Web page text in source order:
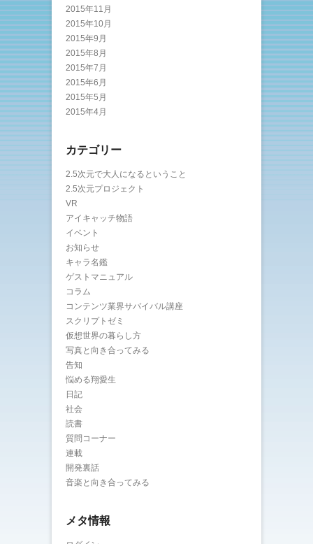
2015年11月
2015年10月
2015年9月
2015年8月
2015年7月
2015年6月
2015年5月
2015年4月
カテゴリー
2.5次元で大人になるということ
2.5次元プロジェクト
VR
アイキャッチ物語
イベント
お知らせ
キャラ名鑑
ゲストマニュアル
コラム
コンテンツ業界サバイバル講座
スクリプトゼミ
仮想世界の暮らし方
写真と向き合ってみる
告知
悩める翔愛生
日記
社会
読書
質問コーナー
連載
開発裏話
音楽と向き合ってみる
メタ情報